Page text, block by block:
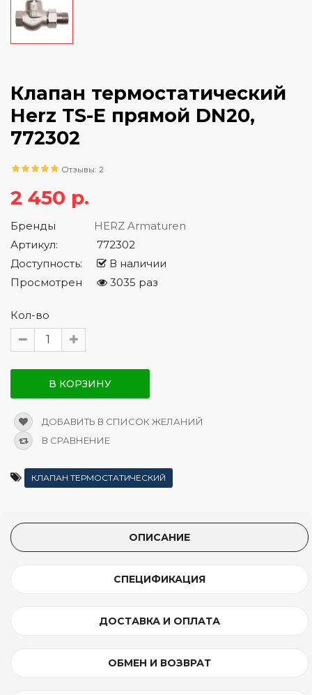
Клапан термостатический
Herz TS-E прямой DN20,
772302
Отзывы: 2
2 450 р.
Бренды
HERZ Armaturen
Артикул:
772302
Доступность:
В наличии
Просмотрен
3035 раз
Кол-во
В КОРЗИНУ
ДОБАВИТЬ В СПИСОК ЖЕЛАНИЙ
В СРАВНЕНИЕ
КЛАПАН ТЕРМОСТАТИЧЕСКИЙ
ОПИСАНИЕ
СПЕЦИФИКАЦИЯ
ДОСТАВКА И ОПЛАТА
ОБМЕН И ВОЗВРАТ